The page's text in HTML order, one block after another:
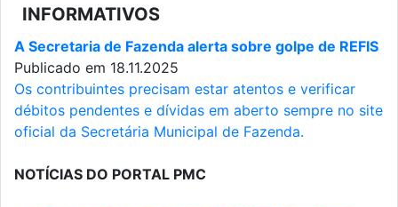
INFORMATIVOS
A Secretaria de Fazenda alerta sobre golpe de REFIS
Publicado em 18.11.2025
Os contribuintes precisam estar atentos e verificar
débitos pendentes e dívidas em aberto sempre no site
oficial da Secretária Municipal de Fazenda.
NOTÍCIAS DO PORTAL PMC